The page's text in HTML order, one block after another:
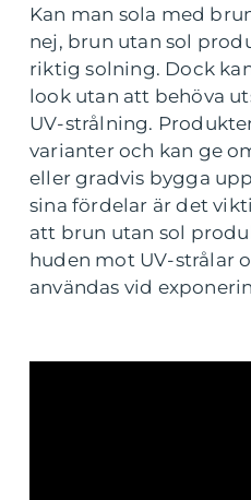
Kan man sola med
nej, brun utan sol
riktig solning. Dock
look utan att behöva
UV-strålning.
varianter och kan ge
eller gradvis bygga
sina fördelar är det
att brun utan sol
huden mot UV-strålar
användas vid